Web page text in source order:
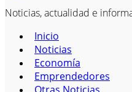
Noticias, actualidad e
Inicio
Noticias
Economía
Emprendedores